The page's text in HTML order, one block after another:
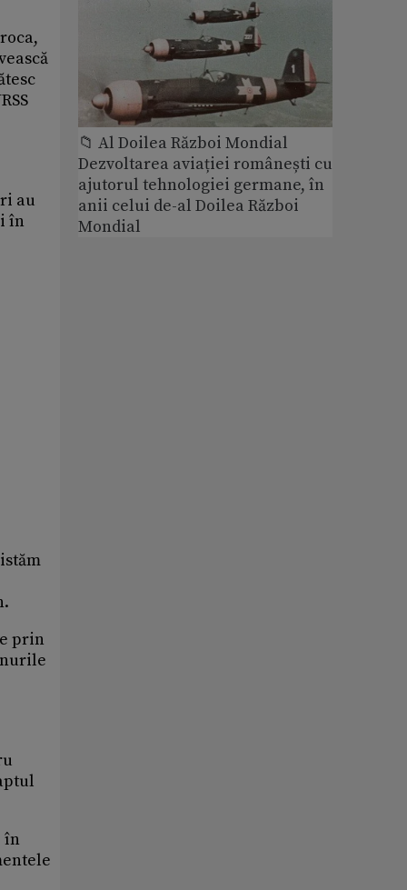
au
în
prin
în
📁 Al Doilea Război Mondial
Dezvoltarea aviației românești cu
ajutorul tehnologiei germane, în
anii celui de-al Doilea Război
Mondial